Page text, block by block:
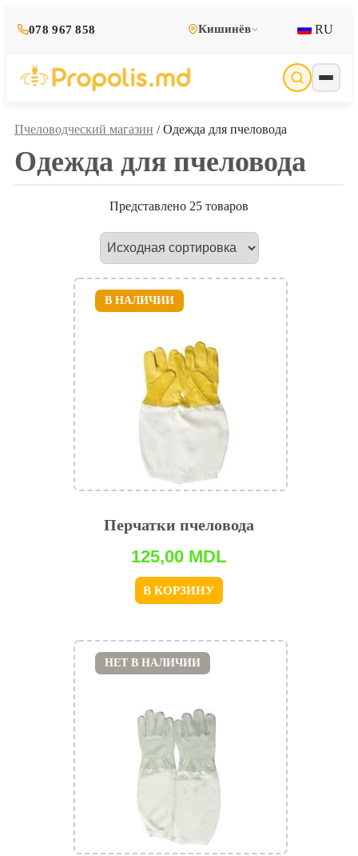
078 967 858 Кишинёв RU
Пчеловодческий магазин / Одежда для пчеловода
Одежда для пчеловода
Представлено 25 товаров
Перчатки пчеловода
125,00 MDL
В КОРЗИНУ
В НАЛИЧИИ
НЕТ В НАЛИЧИИ